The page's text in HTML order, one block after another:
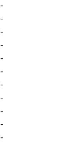
-
-
-
-
-
-
-
-
-
-
-